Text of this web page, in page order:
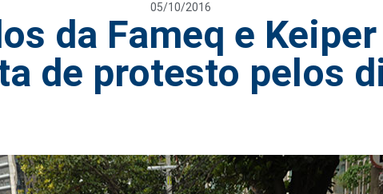
05/10/2016
da Fameq e
de protesto pelos